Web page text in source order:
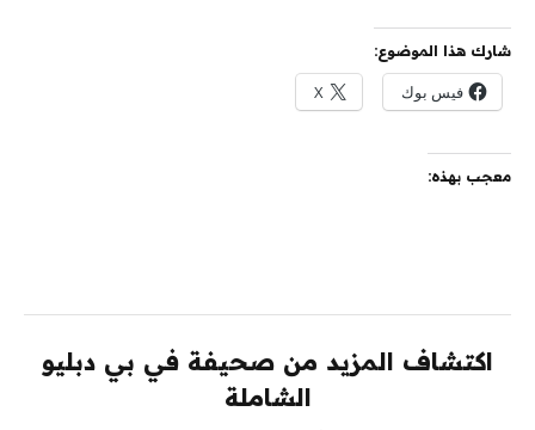
شارك هذا الموضوع:
فيس بوك X
معجب بهذه:
اكتشاف المزيد من صحيفة في بي دبليو
الشاملة